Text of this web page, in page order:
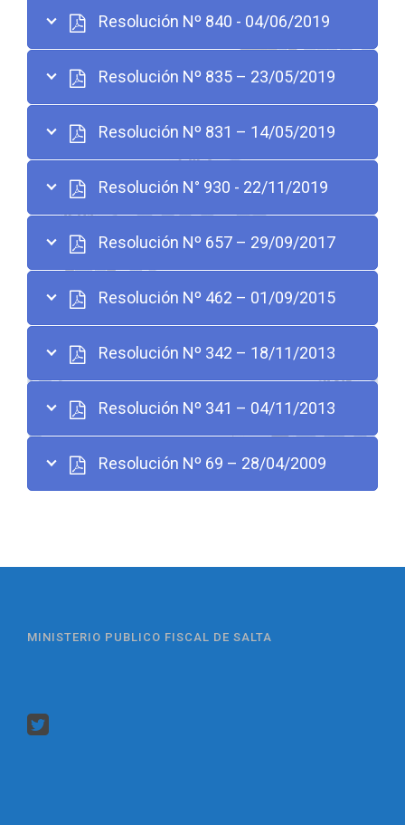
Resolución Nº 840 - 04/06/2019
Resolución Nº 835 – 23/05/2019
Resolución Nº 831 – 14/05/2019
Resolución N° 930 - 22/11/2019
Resolución Nº 657 – 29/09/2017
Resolución Nº 462 – 01/09/2015
Resolución Nº 342 – 18/11/2013
Resolución Nº 341 – 04/11/2013
Resolución Nº 69 – 28/04/2009
MINISTERIO PUBLICO FISCAL DE SALTA